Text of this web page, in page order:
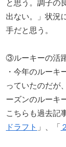
と思う。調子の
出ない。」状況
手だと思う。
③ルーキーの活
・今年のルーキ
っていたのだが
ーズンのルーキ
こちらも過去記
ドラフト 」、「